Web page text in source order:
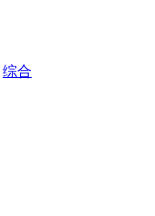
综合